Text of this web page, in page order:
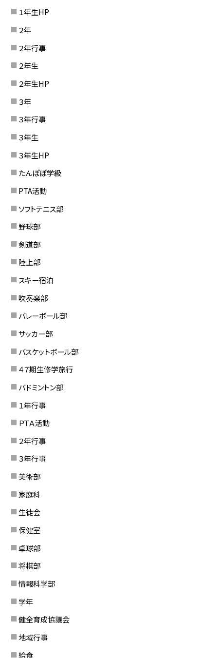
１年生HP
２年
２年行事
２年生
２年生HP
３年
３年行事
３年生
３年生HP
たんぽぽ学級
PTA活動
ソフトテニス部
野球部
剣道部
陸上部
スキー宿泊
吹奏楽部
バレーボール部
サッカー部
バスケットボール部
４７期生修学旅行
バドミントン部
１年行事
ＰＴＡ活動
２年行事
３年行事
美術部
家庭科
生徒会
保健室
卓球部
将棋部
情報科学部
学年
健全育成協議会
地域行事
給食